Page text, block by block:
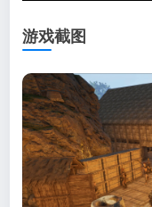
游戏截图